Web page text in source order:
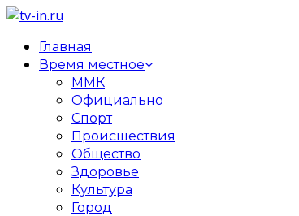
Главная
Время местное
ММК
Официально
Спорт
Происшествия
Общество
Здоровье
Культура
Город